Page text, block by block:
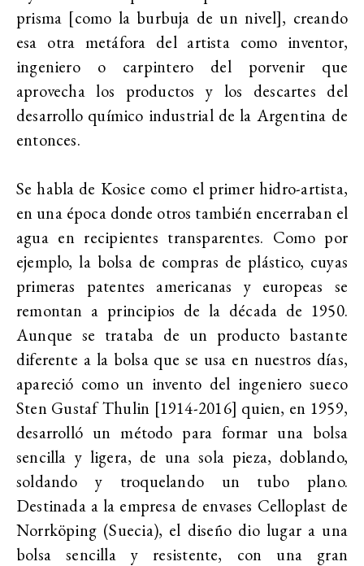
prisma [como la burbuja de un nivel], creando
esa otra metáfora del artista como inventor,
ingeniero o carpintero del porvenir que
aprovecha los productos y los descartes del
desarrollo químico industrial de la Argentina de
entonces.
Se habla de Kosice como el primer hidro-artista,
en una época donde otros también encerraban el
agua en recipientes transparentes. Como por
ejemplo, la bolsa de compras de plástico, cuyas
primeras patentes americanas y europeas se
remontan a principios de la década de 1950.
Aunque se trataba de un producto bastante
diferente a la bolsa que se usa en nuestros días,
apareció como un invento del ingeniero sueco
Sten Gustaf Thulin [1914-2016] quien, en 1959,
desarrolló un método para formar una bolsa
sencilla y ligera, de una sola pieza, doblando,
soldando y troquelando un tubo plano.
Destinada a la empresa de envases Celloplast de
Norrköping (Suecia), el diseño dio lugar a una
bolsa sencilla y resistente, con una gran